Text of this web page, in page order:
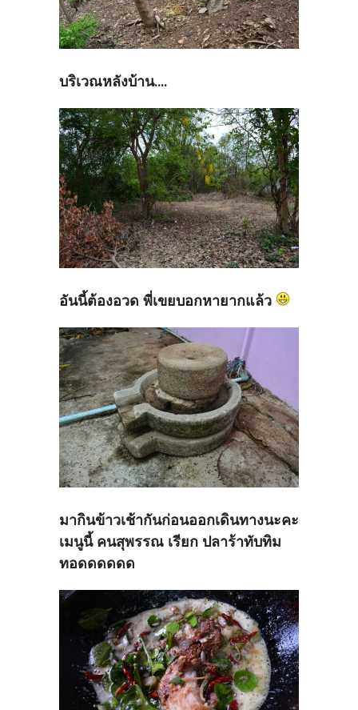
บริเวณหลังบ้าน....
อันนี้ต้องอวด พี่เขยบอกหายากแล้ว
มากินข้าวเช้ากันก่อนออกเดินทางนะคะ
เมนูนี้ คนสุพรรณ เรียก ปลาร้าทับทิม
ทอดดดดดด